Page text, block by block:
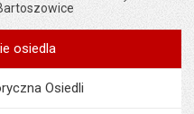
MenuMiejskie Osiedla
osiedla
Osiedli